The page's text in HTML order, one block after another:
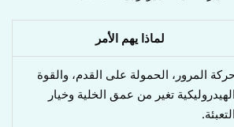
لماذا يهم الأمر
المرور، الحمولة على القدم، والقوة
الهيدروليكية تغير من عمق الخلية وخيار
التعبئة.